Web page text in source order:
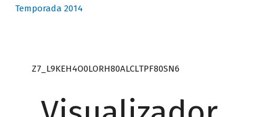
Temporada 2014
Z7_L9KEH4O0LORH80ALCLTPF80SN6